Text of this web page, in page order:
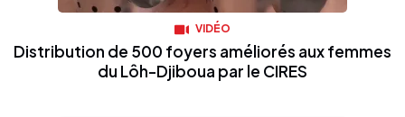
VIDÉO
Distribution de 500 foyers améliorés aux femmes
du Lôh-Djiboua par le CIRES